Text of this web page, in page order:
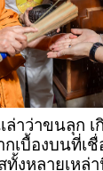
ล่าว่าขนลุก
กเบื้องบนที่
ทั้งหลายเห